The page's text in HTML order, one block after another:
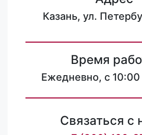
Казань, ул.
Время
Ежедневно, с
Связаться с